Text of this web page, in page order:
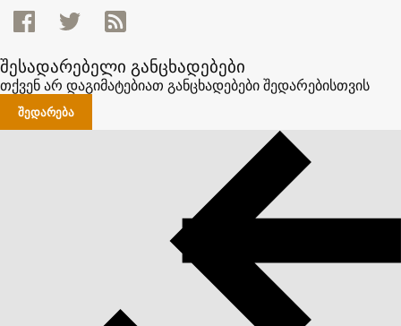
შესადარებელი განცხადებები
თქვენ არ დაგიმატებიათ განცხადებები შედარებისთვის
ᲨᲔᲓᲐᲠᲔᲑᲐ